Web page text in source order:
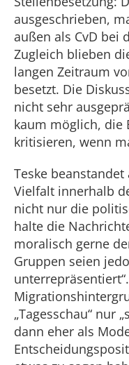
ausgeschrieben,
außen als CvD bei
Zugleich blieben
langen Zeitraum
besetzt. Die
nicht sehr
kaum möglich, die
kritisieren, wenn
Teske
Vielfalt innerhalb
nicht nur die
halte die
moralisch gerne
Gruppen seien
„Tagesschau“ nur
dann eher als